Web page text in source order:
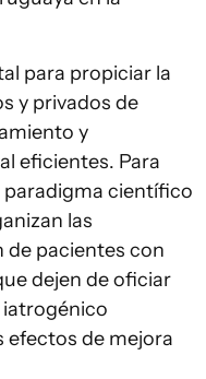
para propiciar la
y privados de
y
eficientes. Para
paradigma científico
las
pacientes con
dejen de oficiar
efectos de mejora